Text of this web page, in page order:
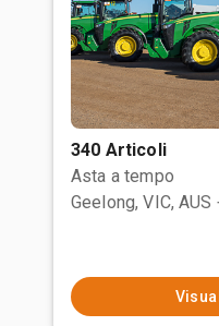
340 Articoli
Asta a tempo
Geelong, VIC, AUS